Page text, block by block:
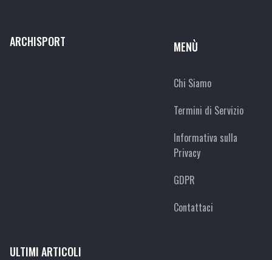
ARCHISPORT MENÙ
Chi Siamo
Termini di Servizio
Informativa sulla
Privacy
GDPR
Contattaci
ULTIMI ARTICOLI